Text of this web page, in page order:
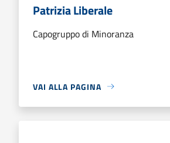
Patrizia Liberale
Capogruppo di Minoranza
VAI ALLA PAGINA